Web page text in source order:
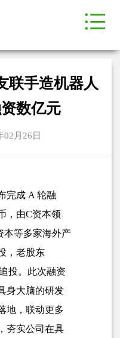
联手造机器人
数亿元
02月26日
完成 A 轮融
，由C资本领
本等多家海外产
，老股东
投。此次融资
身大脑的研发
地，联动更多
夯实公司在具